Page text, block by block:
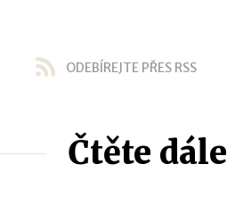
ODEBÍREJTE PŘES RSS
Čtěte dále